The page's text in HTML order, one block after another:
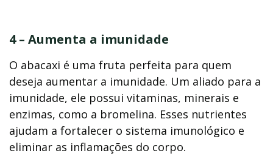
4 – Aumenta a imunidade
O abacaxi é uma fruta perfeita para quem
deseja aumentar a imunidade. Um aliado para a
imunidade, ele possui vitaminas, minerais e
enzimas, como a bromelina. Esses nutrientes
ajudam a fortalecer o sistema imunológico e
eliminar as inflamações do corpo.